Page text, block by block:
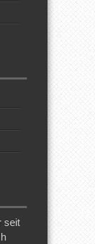
seit